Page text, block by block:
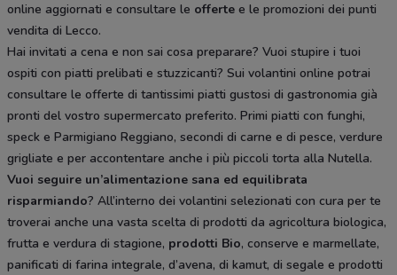
online aggiornati e consultare le offerte e le promozioni dei punti
vendita di Lecco.
Hai invitati a cena e non sai cosa preparare? Vuoi stupire i tuoi
ospiti con piatti prelibati e stuzzicanti? Sui volantini online potrai
consultare le offerte di tantissimi piatti gustosi di gastronomia già
pronti del vostro supermercato preferito. Primi piatti con funghi,
speck e Parmigiano Reggiano, secondi di carne e di pesce, verdure
grigliate e per accontentare anche i più piccoli torta alla Nutella.
Vuoi seguire un’alimentazione sana ed equilibrata
risparmiando? All’interno dei volantini selezionati con cura per te
troverai anche una vasta scelta di prodotti da agricoltura biologica,
frutta e verdura di stagione, prodotti Bio, conserve e marmellate,
panificati di farina integrale, d’avena, di kamut, di segale e prodotti